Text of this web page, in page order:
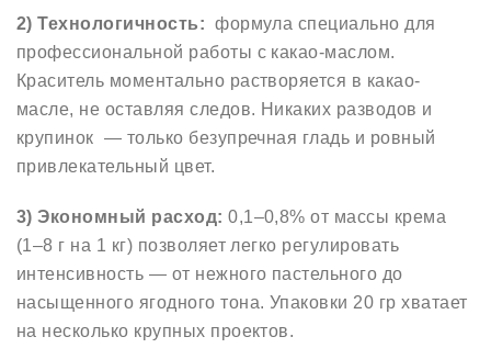
2) Технологичность: формула специально для
профессиональной работы с какао-маслом.
Краситель моментально растворяется в какао-
масле, не оставляя следов. Никаких разводов и
крупинок — только безупречная гладь и ровный
привлекательный цвет.
3) Экономный расход:0,1–0,8% от массы крема
(1–8 г на 1 кг) позволяет легко регулировать
интенсивность — от нежного пастельного до
насыщенного ягодного тона. Упаковки 20 гр хватает
на несколько крупных проектов.